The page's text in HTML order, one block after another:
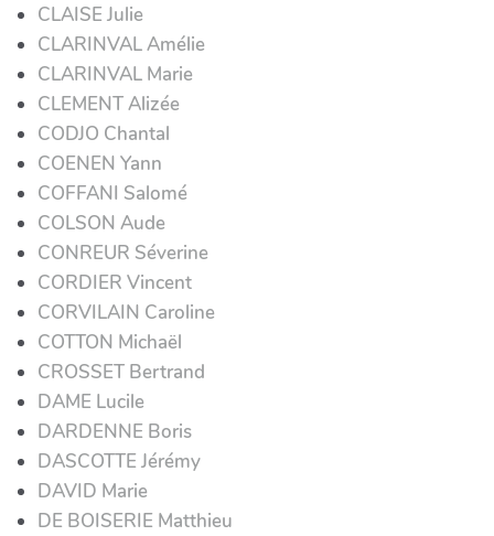
CLAISE Julie
CLARINVAL Amélie
CLARINVAL Marie
CLEMENT Alizée
CODJO Chantal
COENEN Yann
COFFANI Salomé
COLSON Aude
CONREUR Séverine
CORDIER Vincent
CORVILAIN Caroline
COTTON Michaël
CROSSET Bertrand
DAME Lucile
DARDENNE Boris
DASCOTTE Jérémy
DAVID Marie
DE BOISERIE Matthieu